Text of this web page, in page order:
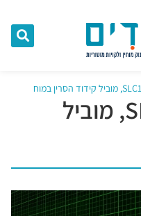
מוטציות ב-SLC1A4, מוביל